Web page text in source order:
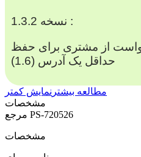
نسخه 1.3.2 :
از مشتری برای حفظ
حداقل یک آدرس (1.6)
مطالعه بیشتر نمایش کمتر
مشخصات
PS-720526
مشخصات